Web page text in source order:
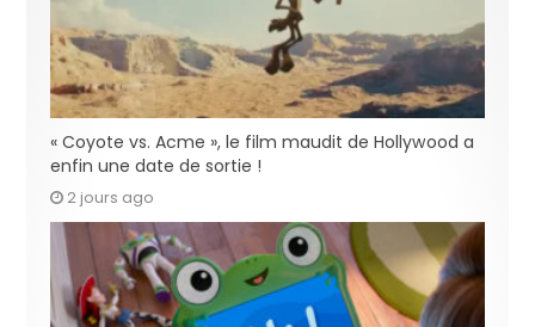
« Coyote vs. Acme », le film maudit de Hollywood a
enfin une date de sortie !
2 jours ago